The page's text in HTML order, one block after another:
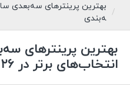
ه‌بندی
انتخاب‌های برتر در ۲۶ دسته‌بندی